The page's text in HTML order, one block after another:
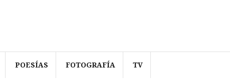
POESÍAS FOTOGRAFÍA TV